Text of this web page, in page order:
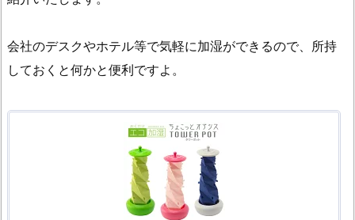
会社のデスクやホテル等で気軽に加湿ができるので、所持
しておくと何かと便利ですよ。